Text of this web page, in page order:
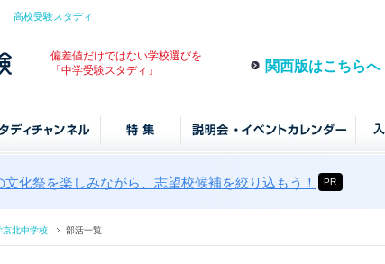
高校受験スタディ
偏差値だけではない学校選びを
「中学受験スタディ」
関西版はこちらへ
化祭を楽しみながら、志望校候補を絞り込もう！ PR
京北中学校 部活一覧